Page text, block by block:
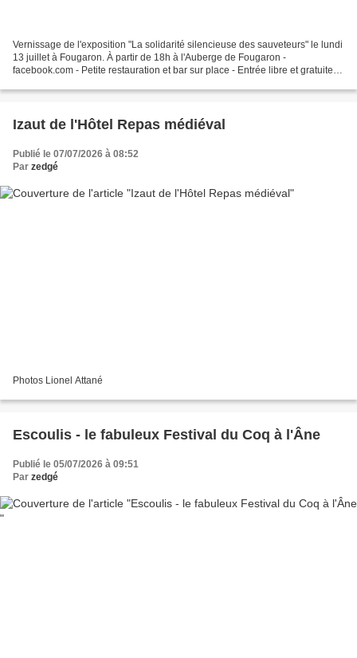
Vernissage de l'exposition "La solidarité silencieuse des sauveteurs" le lundi
13 juillet à Fougaron. À partir de 18h à l'Auberge de Fougaron -
facebook.com - Petite restauration et bar sur place - Entrée libre et gratuite.
Izaut de l'Hôtel Repas médiéval
Publié le 07/07/2026 à 08:52
Par zedgé
Photos Lionel Attané
Escoulis - le fabuleux Festival du Coq à l'Âne
Publié le 05/07/2026 à 09:51
Par zedgé